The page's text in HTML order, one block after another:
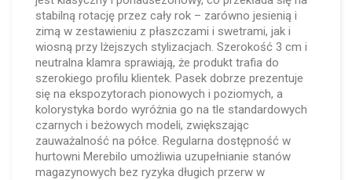
stabilną rotację przez cały rok – zarówno jesienią i
zimą w zestawieniu z płaszczami i swetrami, jak i
wiosną przy lżejszych stylizacjach. Szerokość 3 cm i
neutralna klamra sprawiają, że produkt trafia do
szerokiego profilu klientek. Pasek dobrze prezentuje
się na ekspozytorach pionowych i poziomych, a
kolorystyka bordo wyróżnia go na tle standardowych
czarnych i beżowych modeli, zwiększając
zauważalność na półce. Regularna dostępność w
hurtowni Merebilo umożliwia uzupełnianie stanów
magazynowych bez ryzyka długich przerw w